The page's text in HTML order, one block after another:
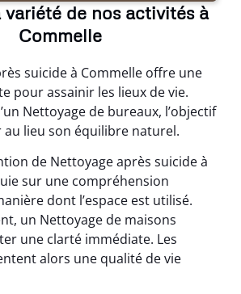
variété de nos activités à
Commelle
suicide à Commelle offre une
pour assainir les lieux de vie.
Nettoyage de bureaux, l’objectif
lieu son équilibre naturel.
de Nettoyage après suicide à
sur une compréhension
dont l’espace est utilisé.
un Nettoyage de maisons
une clarté immédiate. Les
alors une qualité de vie